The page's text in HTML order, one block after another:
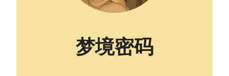
梦境密码